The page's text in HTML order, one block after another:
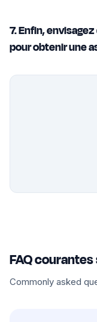
7. Enfin,
pour obtenir une
FAQ
Commonly asked